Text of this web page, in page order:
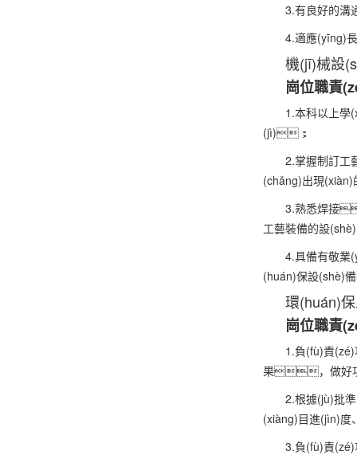
3.有良好的
4.適應(yīng)
機(jī)械設
崗位職責
1.本科以上
(jì)；
2.掌握制訂
(chǎng)出現
3.熟悉焊接
工藝裝備的設
4.具備有敬
(huán)保設(shè)
環(huán)
崗位職責
1.負(fù)責
果，做好項
2.根據(jù)批
(xiàng)目進(jìn)
3.負(fù)責